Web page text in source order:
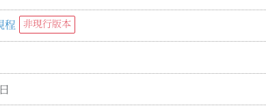
程 非現行版本